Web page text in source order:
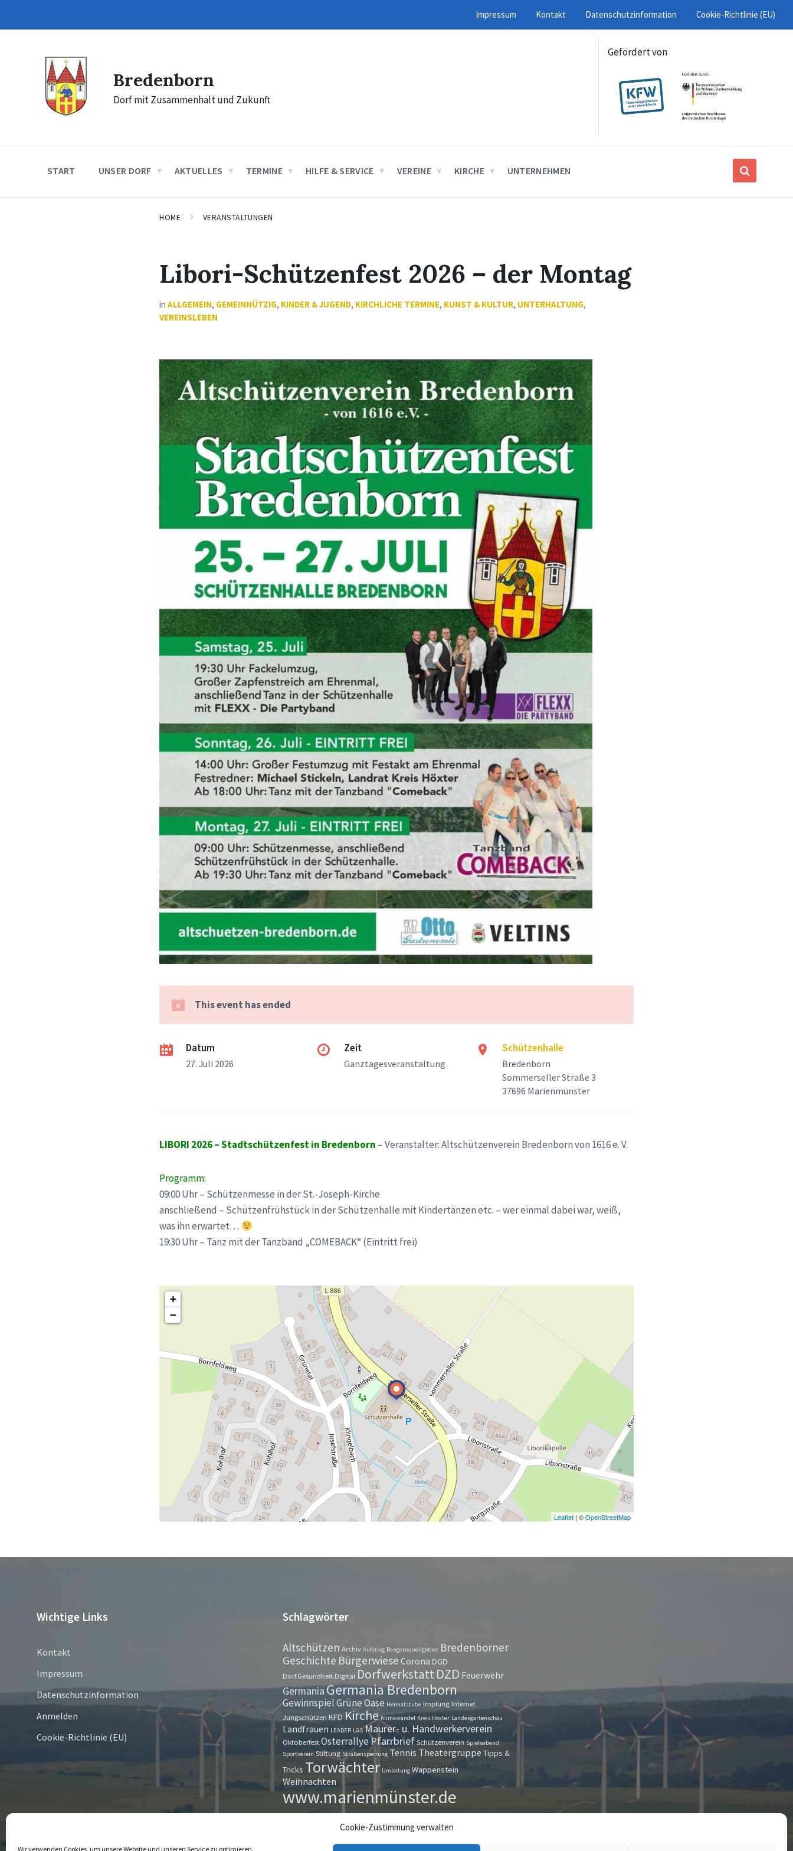
Cookie-Zustimmung verwalten
Wir verwenden Cookies, um unsere Website und unseren Service zu optimieren.
content
main
footer
Impressum Kontakt Datenschutzinformation Cookie-Richtlinie (EU)
Bredenborn
Dorf mit Zusammenhalt und Zukunft
Gefördert von
START UNSER DORF AKTUELLES TERMINE HILFE & SERVICE VEREINE KIRCHE UNTERNEHMEN
HOME VERANSTALTUNGEN
Libori-Schützenfest 2026 – der Montag
inALLGEMEIN, GEMEINNÜTZIG, KINDER & JUGEND, KIRCHLICHE TERMINE, KUNST & KULTUR, UNTERHALTUNG,
VEREINSLEBEN
This event has ended
Datum
27. Juli 2026
Zeit
Ganztagesveranstaltung
Schützenhalle
Bredenborn
Sommerseller Straße 3
37696 Marienmünster
LIBORI 2026 – Stadtschützenfest in Bredenborn – Veranstalter: Altschützenverein Bredenborn von 1616 e. V.
Programm:
09:00 Uhr – Schützenmesse in der St.-Joseph-Kirche
anschließend – Schützenfrühstück in der Schützenhalle mit Kindertänzen etc. – wer einmal dabei war, weiß,
was ihn erwartet…
19:30 Uhr – Tanz mit der Tanzband „COMEBACK“ (Eintritt frei)
+
−
Leaflet| ©OpenStreetMap
Wichtige Links
Kontakt
Impressum
Datenschutzinformation
Anmelden
Cookie-Richtlinie (EU)
Schlagwörter
Altschützen Archiv Aufstieg Bangernquellgebiet Bredenborner
Geschichte Bürgerwiese Corona DGD
Dorf.Gesundheit.Digital Dorfwerkstatt DZD Feuerwehr
GermaniaGermania Bredenborn
GewinnspielGrüne Oase Heimatstube Impfung Internet
Jungschützen KFD Kirche Klimawandel Kreis Höxter Landesgartenschau
Landfrauen LEADER LGS Maurer- u. Handwerkerverein
Oktoberfest OsterrallyePfarrbrief Schützenverein Spieleabend
Sportverein Stiftung Straßensperrung Tennis Theatergruppe Tipps &
Tricks Torwächter Umleitung Wappenstein
Weihnachten
www.marienmünster.de